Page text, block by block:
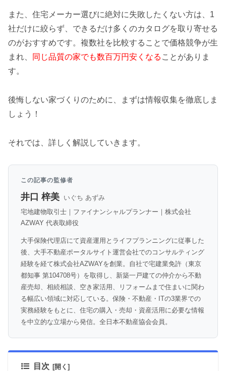
また、住宅メーカー選びに絶対に失敗したくない方は、1
社だけに絞らず、できるだけ多くのカタログを取り寄せる
のがおすすめです。複数社を比較することで価格競争が生
まれ、
同じ品質の家でも数百万円安くなる ことがありま
す。
後悔しない家づくりのために、まずは情報収集を徹底しま
しょう！
それでは、詳しく解説していきます。
この記事の監修者
井口 梓美 いぐち あずみ
宅地建物取引士｜ファイナンシャルプランナー｜株式会社
AZWAY 代表取締役
大手保険代理店にて資産運用とライフプランニングに従事した
後、大手不動産ポータルサイト運営会社でのコンサルティング
経験を経て株式会社AZWAYを創業。自社で宅建業免許（東京
都知事 第104708号）を取得し、新築一戸建ての仲介から不動
産売却、相続相談、空き家活用、リフォームまで住まいに関わ
る幅広い領域に対応している。保険・不動産・ITの3業界での
実務経験をもとに、住宅の購入・売却・資産活用に必要な情報
を中立的な立場から発信。全日本不動産協会会員。
目次